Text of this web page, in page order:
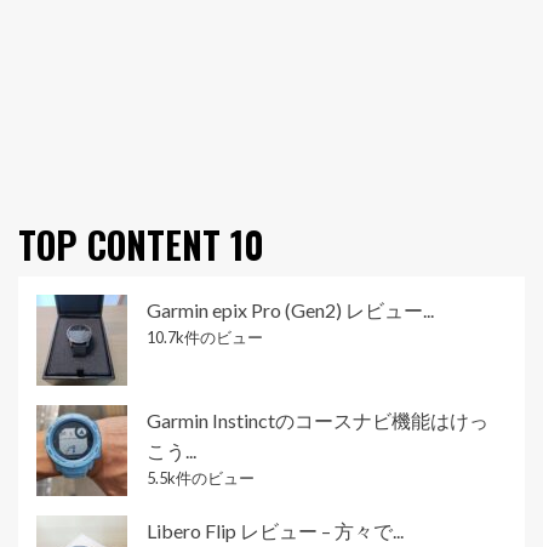
TOP CONTENT 10
Garmin epix Pro (Gen2) レビュー...
10.7k件のビュー
Garmin Instinctのコースナビ機能はけっ
こう...
5.5k件のビュー
Libero Flip レビュー – 方々で...